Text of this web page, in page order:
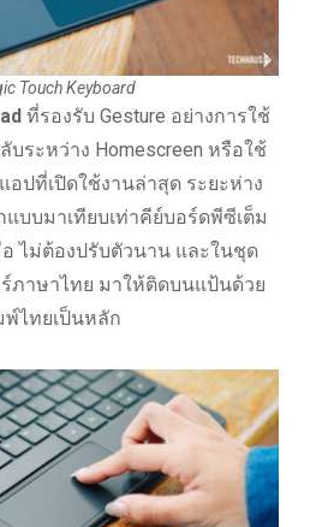
Touch Keyboard
ที่รองรับ Gesture อย่างการใช้
ระหว่าง Homescreen หรือใช้
อปที่เปิดใช้งานล่าสุด ระยะห่าง
บบมาเทียบเท่าคีย์บอร์ดพีซีเต็ม
ไม่ต้องปรับตัวนาน และในชุด
ภาษาไทย มาให้ติดบนแป้นด้วย
ไทยเป็นหลัก